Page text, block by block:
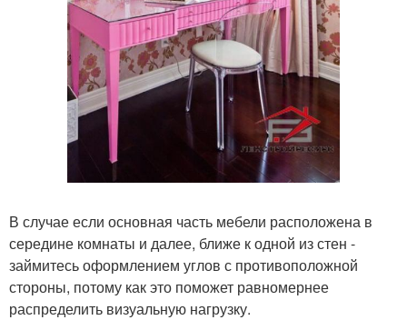
В случае если основная часть мебели расположена в
середине комнаты и далее, ближе к одной из стен -
займитесь оформлением углов с противоположной
стороны, потому как это поможет равномернее
распределить визуальную нагрузку.